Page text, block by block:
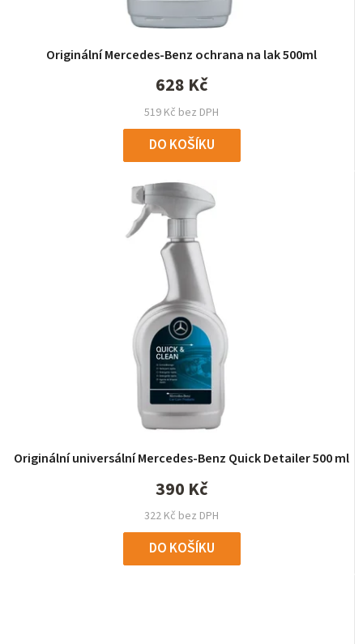
Originální Mercedes-Benz ochrana na lak 500ml
519 Kč bez DPH
628 Kč
DO KOŠÍKU
Originální universální Mercedes-Benz Quick Detailer 500 ml
322 Kč bez DPH
390 Kč
DO KOŠÍKU